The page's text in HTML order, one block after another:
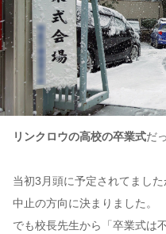
リンクロウの高校の卒業式だ
当初3月頭に予定されてまし
中止の方向に決まりました。
でも校長先生から「卒業式は